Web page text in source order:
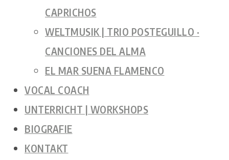
CAPRICHOS
WELTMUSIK | TRIO POSTEGUILLO ·
CANCIONES DEL ALMA
EL MAR SUENA FLAMENCO
VOCAL COACH
UNTERRICHT | WORKSHOPS
BIOGRAFIE
KONTAKT